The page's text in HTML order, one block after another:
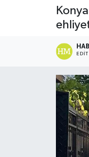
Politika
Tokat Spor
Tokat Haber
Tüm Manşetler
Son Dakika
Haber Arşivi